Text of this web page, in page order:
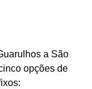
a São
opções de